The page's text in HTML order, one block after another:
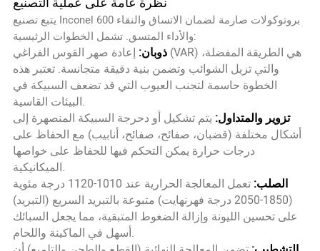
يتبع تصنيع Inconel 600 بروتوكولات صارمة لضمان الاتساق والنقاء
والأداء المتسق. تشمل الخطوات الرئيسية:
ذوبان: إعادة صهر القوس الفراغي (VAR) هي الطريقة المفضلة،
والتي تزيل الشوائب وتضمن بنية دقيقة متجانسة. تعتبر هذه
الخطوة حاسمة لتجنب العيوب التي قد تضعف السبيكة في
البيئات القاسية.
تزوير والمتداول: يتم تشكيل أو دحرجة السبيكة المنصهرة إلى
أشكال مختلفة (قضبان، صفائح، صفائح، أنابيب) مع الحفاظ على
درجات حرارة يمكن التحكم فيها للحفاظ على خواصها
الميكانيكية.
الصلب:
تعمل المعالجة الحرارية عند 1010-1120 درجة مئوية
(1850-2050 درجة فهرنهايت) متبوعة بالتبريد السريع (التبريد)
على تحسين الليونة وإزالة الضغوط المتبقية، مما يجعل السبائك
أسهل في الماكينة واللحام.